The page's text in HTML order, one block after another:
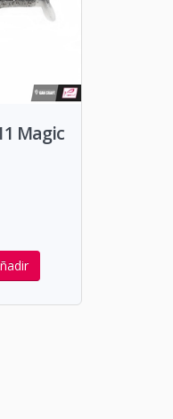
Magic